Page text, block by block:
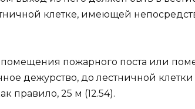
клетке, имеющей
помещения пожарного поста или
дежурство, до лестничной
правило, 25 м (12.54).